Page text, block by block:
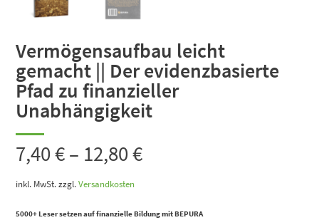
Vermögensaufbau leicht
gemacht || Der evidenzbasierte
Pfad zu finanzieller
Unabhängigkeit
7,40€– 12,80€
inkl. MwSt. zzgl.Versandkosten
5000+ Leser setzen auf finanzielle Bildung mit BEPURA